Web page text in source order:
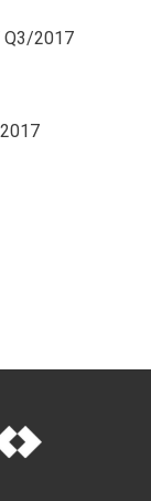
Q3/2017